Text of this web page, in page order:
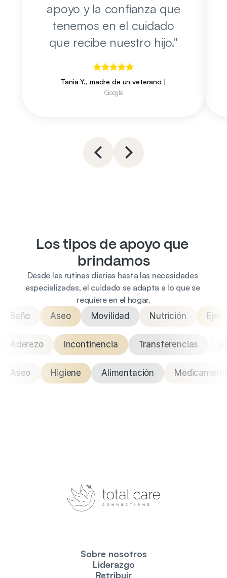
apoyo y la confianza que
tenemos en el cuidado
que recibe nuestro hijo."
Tania Y., madre de un veterano |
Google
Los tipos de apoyo que
brindamos
Desde las rutinas diarias hasta las necesidades
especializadas, el cuidado se adapta a lo que se
requiere en el hogar.
Baño
Aseo Movilidad Nutrición
Aderezo Incontinencia Transferencias
Aseo Higiene Alimentación
Sobre nosotros
Liderazgo
Retribuir